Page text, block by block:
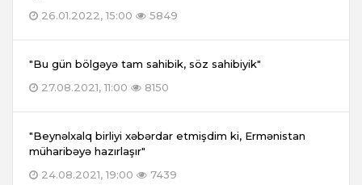
26.01.2022, 15:00
5849
"Bu gün bölgəyə tam sahibik, söz sahibiyik"
27.08.2021, 11:00
8150
"Beynəlxalq birliyi xəbərdar etmişdim ki, Ermənistan
müharibəyə hazırlaşır"
24.08.2021, 19:00
7439